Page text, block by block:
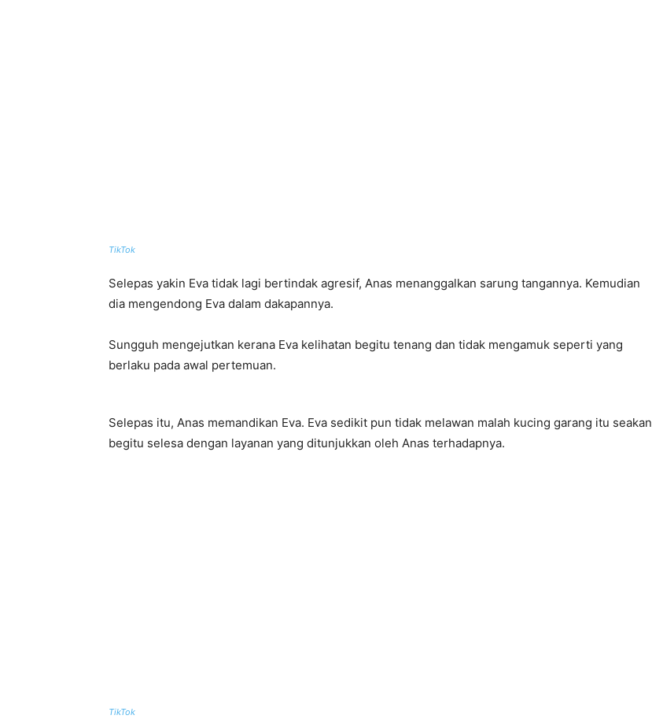
TikTok
Selepas yakin Eva tidak lagi bertindak agresif, Anas menanggalkan sarung tangannya. Kemudian
dia mengendong Eva dalam dakapannya.
Sungguh mengejutkan kerana Eva kelihatan begitu tenang dan tidak mengamuk seperti yang
berlaku pada awal pertemuan.
Selepas itu, Anas memandikan Eva. Eva sedikit pun tidak melawan malah kucing garang itu seakan
begitu selesa dengan layanan yang ditunjukkan oleh Anas terhadapnya.
TikTok